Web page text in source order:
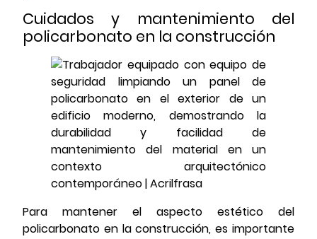
Cuidados y mantenimiento del
policarbonato en la construcción
Para mantener el aspecto estético del
policarbonato en la construcción, es importante